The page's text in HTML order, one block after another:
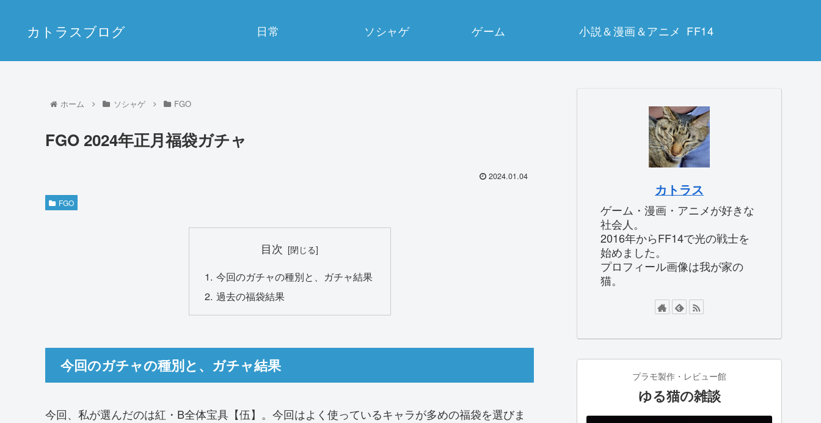
カトラスブログ 日常 ソシャゲ ゲーム 小説＆漫画＆アニメ FF14
ホーム ソシャゲ FGO
FGO 2024年正月福袋ガチャ
2024.01.04
FGO
目次
今回のガチャの種別と、ガチャ結果
過去の福袋結果
今回のガチャの種別と、ガチャ結果
今回、私が選んだのは紅・B全体宝具【伍】。今回はよく使っているキャラが多めの福袋を選びま
カトラス
ゲーム・漫画・アニメが好きな
社会人。
2016年からFF14で光の戦士を
始めました。
プロフィール画像は我が家の
猫。
プラモ製作・レビュー館
ゆる猫の雑談